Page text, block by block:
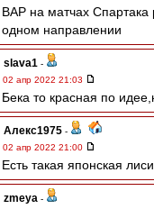
ВАР на матчах Спартака
одном направлении
slava1 -
02 апр 2022 21:03
Бека то красная по
Алекс1975 -
02 апр 2022 21:00
Есть такая японская
zmeya -